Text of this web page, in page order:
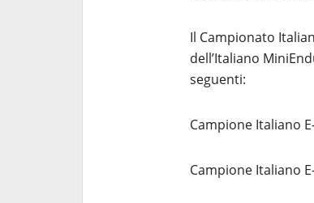
Il Campionato
dell’Italiano
seguenti:
Campione Italiano
Campione Italiano